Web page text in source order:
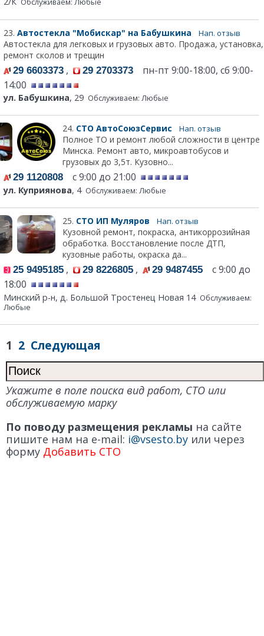
23. Автостекла "Мобискар" на Бабушкина Нап. отзыв
Автостекла для легковых и грузовых авто. Продажа, установка,
ремонт сколов и трещин
29 6603373 , 29 2703373 пн-пт 9:00-18:00, сб 9:00-
14:00
ул. Бабушкина, 29 Обслуживаем: Любые
24. СТО АвтоСоюзСервис Нап. отзыв
Полное ТО и ремонт любой сложности в центре
Минска. Ремонт авто, микроавтобусов и
грузовых до 3,5т. Кузовно...
29 1120808 с 9:00 до 21:00
ул. Куприянова, 4 Обслуживаем: Любые
25. СТО ИП Муляров Нап. отзыв
Кузовной ремонт, покраска, антикоррозийная
обработка. Восстановление после ДТП,
кузовные работы, окраска да...
25 9495185 , 29 8226805 , 29 9487455 с 9:00 до
18:00
Минский р-н, д. Большой Тростенец Новая 14 Обслуживаем:
Любые
1 2 Следующая
Укажите в поле поиска вид работ, СТО или
обслуживаемую марку
По поводу размещения рекламы на сайте
пишите нам на e-mail: i@vsesto.by или через
форму Добавить СТО